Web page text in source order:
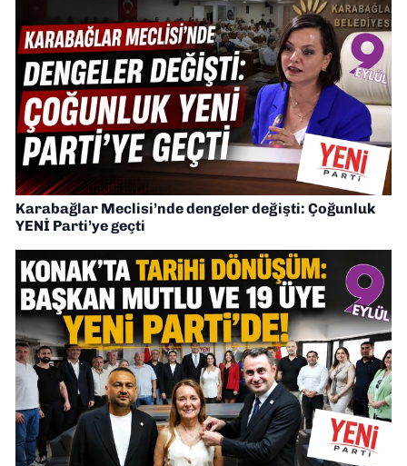
Karabağlar Meclisi’nde dengeler değişti: Çoğunluk
YENİ Parti’ye geçti